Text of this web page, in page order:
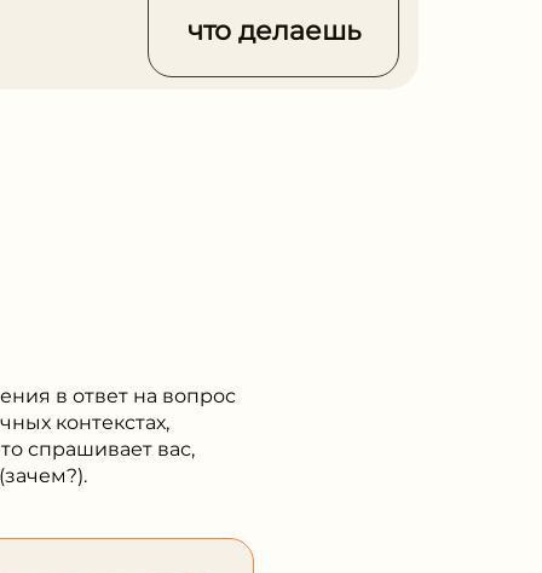
что делаешь
в ответ на вопрос
контекстах,
спрашивает вас,